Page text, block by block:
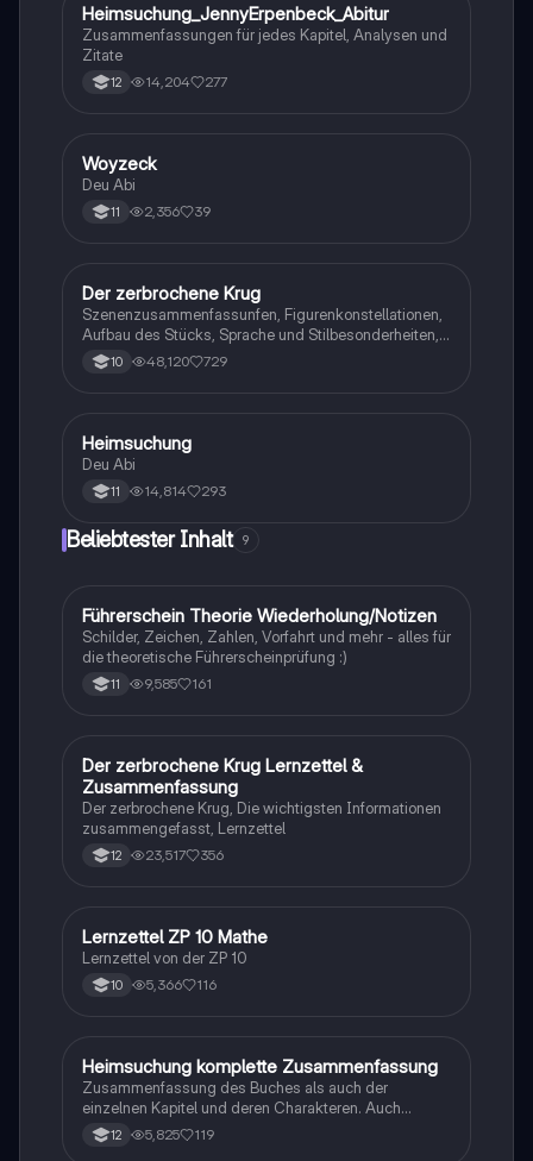
Deutsch
Heimsuchung_JennyErpenbeck_Abitur
Zusammenfassungen für jedes Kapitel, Analysen und
Zitate
12 14,204 277
Deutsch
Woyzeck
Deu Abi
11 2,356 39
Deutsch
Der zerbrochene Krug
Szenenzusammenfassunfen, Figurenkonstellationen,
Aufbau des Stücks, Sprache und Stilbesonderheiten,
Aussageabsicht, Thematik, Interpretation
10 48,120 729
Deutsch
Heimsuchung
Deu Abi
11 14,814 293
Beliebtester Inhalt 9
Lerntipps
Führerschein Theorie Wiederholung/Notizen
Schilder, Zeichen, Zahlen, Vorfahrt und mehr - alles für
die theoretische Führerscheinprüfung :)
11 9,585 161
Deutsch
Der zerbrochene Krug Lernzettel &
Zusammenfassung
Der zerbrochene Krug, Die wichtigsten Informationen
zusammengefasst, Lernzettel
12 23,517 356
Mathe
Lernzettel ZP 10 Mathe
Lernzettel von der ZP 10
10 5,366 116
Deutsch
Heimsuchung komplette Zusammenfassung
Zusammenfassung des Buches als auch der
einzelnen Kapitel und deren Charakteren. Auch
tabellarisch. Im Unterricht ohne KI erstellt
12 5,825 119